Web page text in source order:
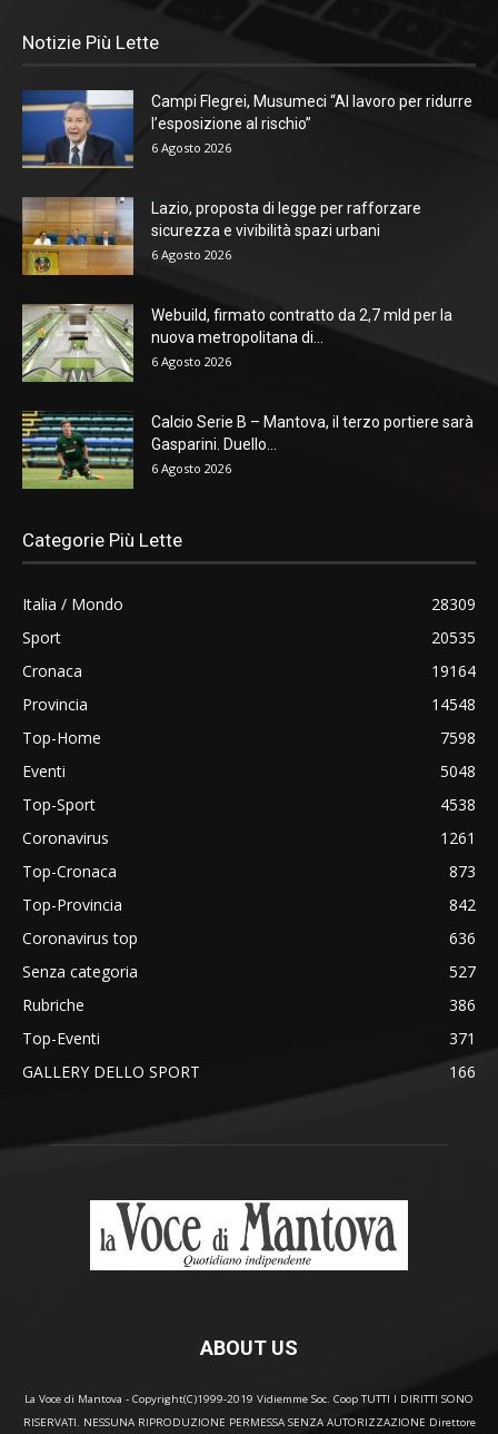
Notizie Più Lette
Campi Flegrei, Musumeci “Al lavoro per ridurre
l’esposizione al rischio”
6 Agosto 2026
Lazio, proposta di legge per rafforzare
sicurezza e vivibilità spazi urbani
6 Agosto 2026
Webuild, firmato contratto da 2,7 mld per la
nuova metropolitana di...
6 Agosto 2026
Calcio Serie B – Mantova, il terzo portiere sarà
Gasparini. Duello...
6 Agosto 2026
Categorie Più Lette
Italia / Mondo
28309
Sport
20535
Cronaca
19164
Provincia
14548
Top-Home
7598
Eventi
5048
Top-Sport
4538
Coronavirus
1261
Top-Cronaca
873
Top-Provincia
842
Coronavirus top
636
Senza categoria
527
Rubriche
386
Top-Eventi
371
GALLERY DELLO SPORT
166
ABOUT US
La Voce di Mantova - Copyright(C)1999-2019 Vidiemme Soc. Coop TUTTI I DIRITTI SONO
RISERVATI. NESSUNA RIPRODUZIONE PERMESSA SENZA AUTORIZZAZIONE Direttore